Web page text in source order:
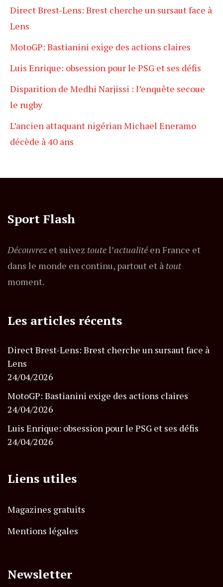
Direct Brest-Lens: Brest cherche un sursaut face à
Lens
MotoGP: Bastianini exige des actions claires
Luis Enrique: obsession pour le PSG et ses défis
Disparition de Medhi Narjissi : l’enquête secoue
le rugby
L’ancien attaquant nigérian Michael Eneramo
décède à 40 ans
Sport Flash
Découvrez et suivez toutel’actualitéen France et
dans le monde en continu, partout et à tout
moment.
Les articles récents
Direct Brest-Lens: Brest cherche un sursaut face à
Lens
24/04/2026
MotoGP: Bastianini exige des actions claires
24/04/2026
Luis Enrique: obsession pour le PSG et ses défis
24/04/2026
Liens utiles
Magazines gratuits
Mentions légales
Newsletter